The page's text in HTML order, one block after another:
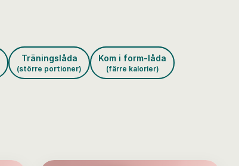
Träningslåda
(större portioner)
Kom i form-låda
(färre kalorier)